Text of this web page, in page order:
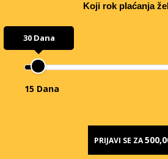
Koji rok plaćanja
30 Dana
15 Dana
PRIJAVI SE ZA